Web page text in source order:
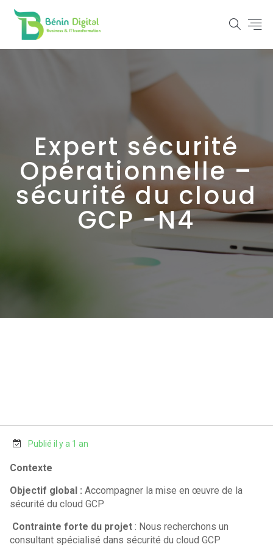
Expert sécurité
Opérationnelle –
sécurité du cloud
GCP -N4
Publié il y a 1 an
Contexte
Objectif global : Accompagner la mise en œuvre de la
sécurité du cloud GCP
Contrainte forte du projet: Nous recherchons un
consultant spécialisé dans sécurité du cloud GCP